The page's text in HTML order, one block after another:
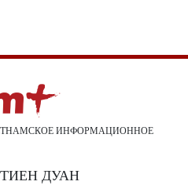
ИНФОРМАЦИОННОЕ
ТИЕН ДУАН